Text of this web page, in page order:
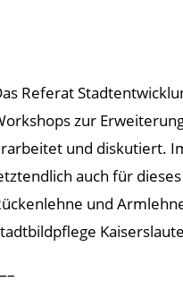
Referat
zur
und diskutiert.
auch für
und